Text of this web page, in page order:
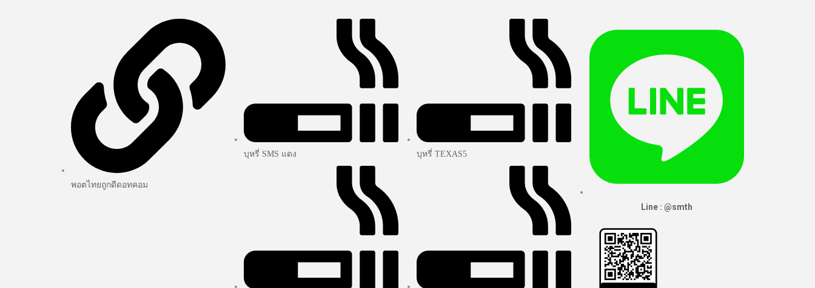
พอตไทยถูกดีดอทคอม
บุหรี่ SMS แดง บุหรี่ TEXAS5
Line : @smth